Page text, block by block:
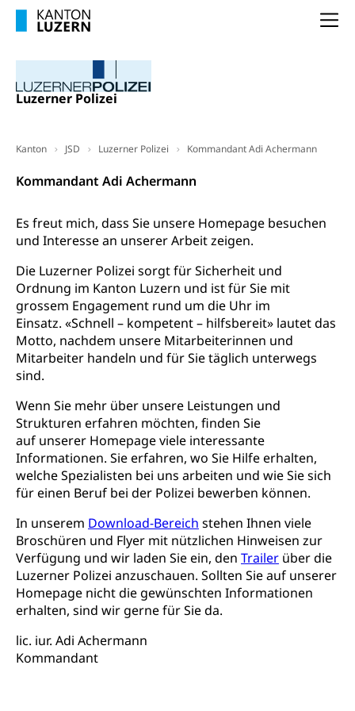
Luzerner Polizei
Kanton JSD Luzerner Polizei Kommandant Adi Achermann
Kommandant Adi Achermann
Es freut mich, dass Sie unsere Homepage besuchen
und Interesse an unserer Arbeit zeigen.
Die Luzerner Polizei sorgt für Sicherheit und
Ordnung im Kanton Luzern und ist für Sie mit
grossem Engagement rund um die Uhr im
Einsatz. «Schnell – kompetent – hilfsbereit» lautet das
Motto, nachdem unsere Mitarbeiterinnen und
Mitarbeiter handeln und für Sie täglich unterwegs
sind.
Wenn Sie mehr über unsere Leistungen und
Strukturen erfahren möchten, finden Sie
auf unserer Homepage viele interessante
Informationen. Sie erfahren, wo Sie Hilfe erhalten,
welche Spezialisten bei uns arbeiten und wie Sie sich
für einen Beruf bei der Polizei bewerben können.
In unserem Download-Bereich stehen Ihnen viele
Broschüren und Flyer mit nützlichen Hinweisen zur
Verfügung und wir laden Sie ein, den Trailer über die
Luzerner Polizei anzuschauen. Sollten Sie auf unserer
Homepage nicht die gewünschten Informationen
erhalten, sind wir gerne für Sie da.
lic. iur. Adi Achermann
Kommandant
Selbständige (WAS Luzern)
Frühpensionierung, Altersrente, berufliche
Vorsorge, Altersvorsorge
LUPK - Luzerner Pensionskasse
Altersvorsorge (gruezi.lu.ch)
Bildung und Forschung
Forschungsförderung, Wissenschaftsmarketing,
Innovative Projekte Landwirtschaft und
Wald
Projektförderung Universität Luzern unilu
Umschulung, zweiter Bildungsweg,
Nachdiplomstudium, Zusatzlehre, Höhere
Berufsbildung, Berufsmatura nach Lehre,
Neuorientierung, Grundkompetenzen,
Berufsberatung, Standortbestimmung,
Studienberatung, Beratung und Unterstützung,
Berufsabschluss für Erwachsene
Erwachsenenmatura
Bildung & Berufsabschluss für Erwachsene
Fachperson Betreuung (verkürzte
Grundbildung)
Fachperson Gesundheit (verkürzte
Grundbildung)
Allgemeinbildung für Erwachsene
Berufsberatung (berufsberatung.ch)
Grundkompetenzen (einfach-besser.ch)
Bildung & Berufsabschluss für Erwachsene
Lehre nach dem Gymnasium
Berufliche Grundbildung
Lehre, Berufsfachschule, Lehrbetrieb, Lehrvertrag,
Berufsberatung, Qualifikationsverfahren,
Berufswahl & Berufsberatung, Schnupperlehre und
Lehrstellensuche, Berufsmaturität,
Brückenangebote, Zugewanderte & Arbeitsmarkt,
Fachstelle Berufsbildung
Schulen und Berufsbildungszentren
Integrationsvorlehre INVOL Zentralschweiz
Fremdsprachen in der Berufslehre –
MobiLingua
Informationen für Lernende und Gesetzliche
Vertreter
Informationen für zugewanderte Personen
Schnupperlehre & Lehrstellensuche
Hochschule Fachhochschule
Studium, Hochschulstudium, tertiäre Bildung
Campus Horw
Campus Horw (HSLU)
Fachstelle Hochschulbildung
Hochschulen
Mittelschulen
Gymnasium, Handelsmittelschule, Sekundarstufe II,
Kantonsschule, Fachmittelschule, Fachmatura,
Fachklasse Grafik Luzern, Berufsmatura,
FMS, Fachmittelschulen, Vollzeitschulen mit
Berufsmatura BM, Aufnahmebedingungen FMS und